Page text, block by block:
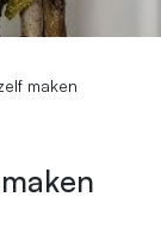
maken